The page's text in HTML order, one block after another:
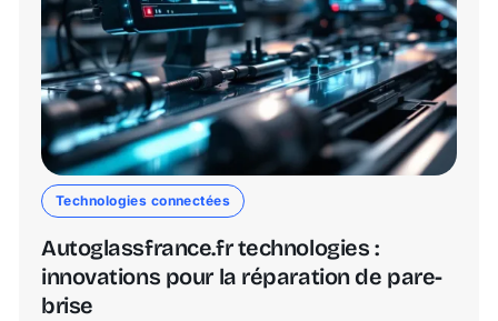
Technologies connectées
Autoglassfrance.fr technologies :
innovations pour la réparation de pare-
brise